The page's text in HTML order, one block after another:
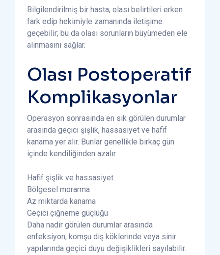
Bilgilendirilmiş bir hasta, olası belirtileri erken
fark edip hekimiyle zamanında iletişime
geçebilir; bu da olası sorunların büyümeden ele
alınmasını sağlar.
Olası Postoperatif
Komplikasyonlar
Operasyon sonrasında en sık görülen durumlar
arasında geçici şişlik, hassasiyet ve hafif
kanama yer alır. Bunlar genellikle birkaç gün
içinde kendiliğinden azalır.
Hafif şişlik ve hassasiyet
Bölgesel morarma
Az miktarda kanama
Geçici çiğneme güçlüğü
Daha nadir görülen durumlar arasında
enfeksiyon, komşu diş köklerinde veya sinir
yapılarında geçici duyu değişiklikleri sayılabilir.